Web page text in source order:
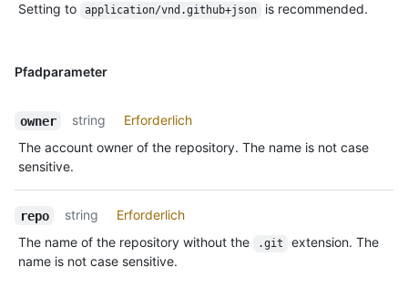
Setting to
application/vnd.github+json is recommended.
Pfadparameter
owner string
Erforderlich
The account owner of the repository. The name is not case
sensitive.
repo string
Erforderlich
The name of the repository without the
.git
extension. The
name is not case sensitive.